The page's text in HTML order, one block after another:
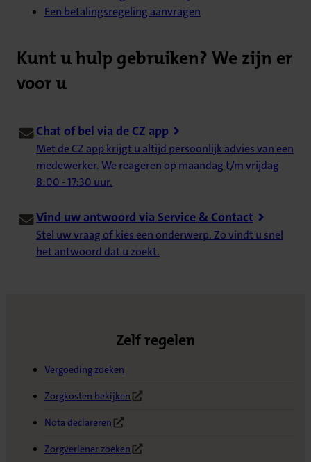
Een betalingsregeling aanvragen
Kunt u hulp gebruiken? We zijn er
voor u
Chat of bel via de CZ app
Met de CZ app krijgt u altijd persoonlijk advies van een
medewerker. We reageren op maandag t/m vrijdag
8:00 - 17:30 uur.
Vind uw antwoord via Service & Contact
Stel uw vraag of kies een onderwerp. Zo vindt u snel
het antwoord dat u zoekt.
Zelf regelen
Vergoeding zoeken
Zorgkosten bekijken
(Opent in nieuw tabblad)
Nota declareren
(Opent in nieuw tabblad)
Zorgverlener zoeken
(Opent in nieuw tabblad)